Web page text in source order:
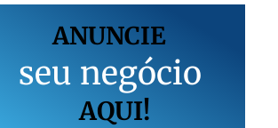
ANUNCIE
seu negócio
AQUI!